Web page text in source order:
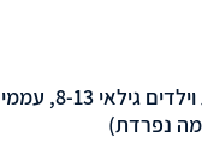
ילדות וילדים גילאי 8-13, עממי
נפרדת)